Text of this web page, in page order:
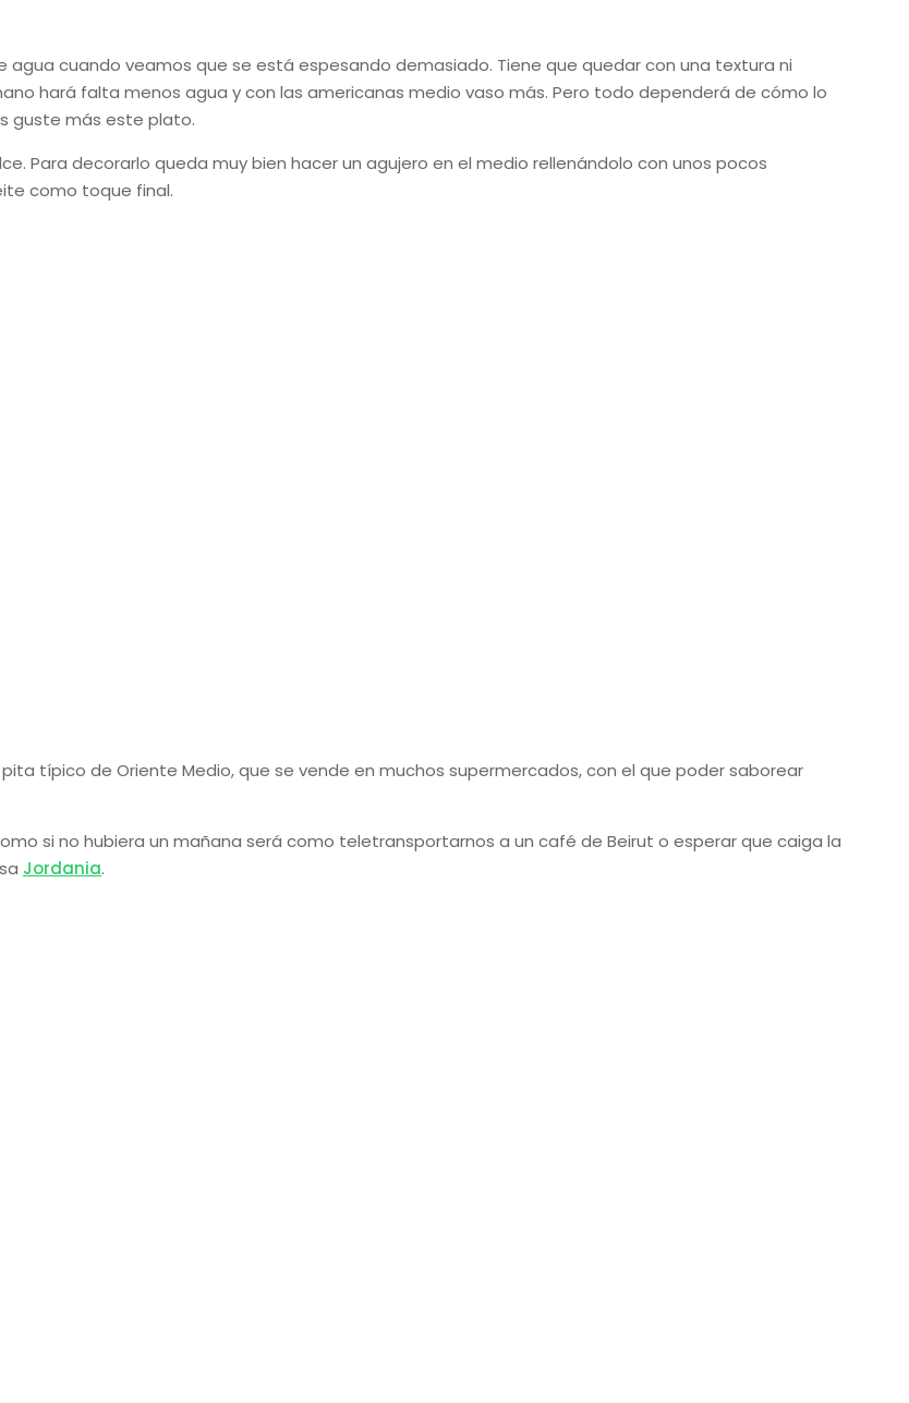
cuando veamos que se está espesando demasiado. Tiene que quedar con una textura ni
hará falta menos agua y con las americanas medio vaso más. Pero todo dependerá de cómo lo
guste más este plato.
Para decorarlo queda muy bien hacer un agujero en el medio rellenándolo con unos pocos
como toque final.
típico de Oriente Medio, que se vende en muchos supermercados, con el que poder saborear
si no hubiera un mañana será como teletransportarnos a un café de Beirut o esperar que caiga la
Jordania.